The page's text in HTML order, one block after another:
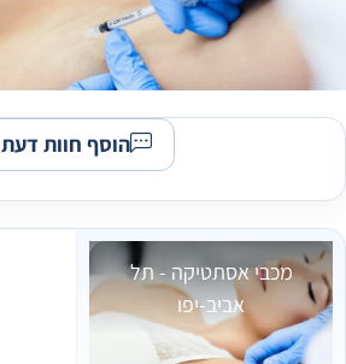
הוסף חוות דעת
מכבי אסתטיקה - תל
אביב-יפו